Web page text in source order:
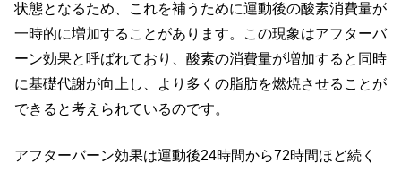
状態となるため、これを補うために運動後の酸素消費量が
一時的に増加することがあります。この現象はアフターバ
ーン効果と呼ばれており、酸素の消費量が増加すると同時
に基礎代謝が向上し、より多くの脂肪を燃焼させることが
できると考えられているのです。
アフターバーン効果は運動後24時間から72時間ほど続く